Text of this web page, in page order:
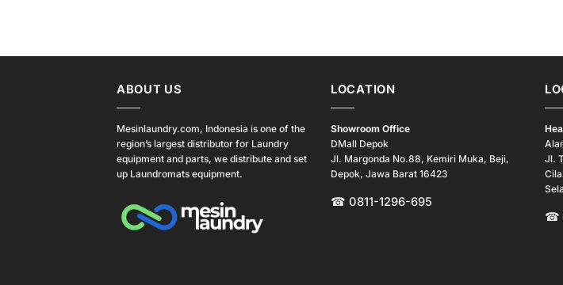
ABOUT US
Mesinlaundry.com, Indonesia is one of the
region’s largest distributor for Laundry
equipment and parts, we distribute and set
up Laundromats equipment.
LOCATION
Showroom Office
DMall Depok
Jl. Margonda No.88, Kemiri Muka, Beji,
Depok, Jawa Barat 16423
☎ 0811-1296-695
Jl.
☎